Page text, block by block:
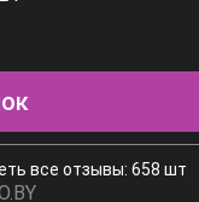
все отзывы: 658 шт